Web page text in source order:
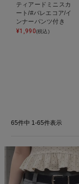
ティアードミニスカ
ート/#バレエコア/イ
ンナーパンツ付き
¥1,990(税込)
65件中 1-65件表示